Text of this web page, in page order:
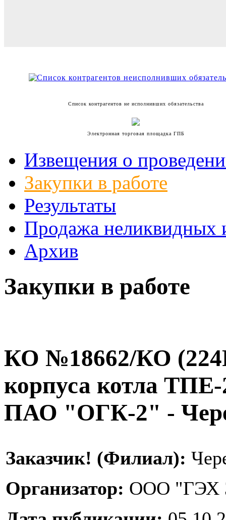
Список контрагентов не исполнивших обязательства
Электронная торговая площадка ГПБ
Извещения о
Закупки в работе
Результаты
Продажа
Архив
Закупки в работе
КО №18662/КО
корпуса котла
ПАО "ОГК-2" -
Заказчик! (Филиал):
Организатор: ООО "ГЭХ